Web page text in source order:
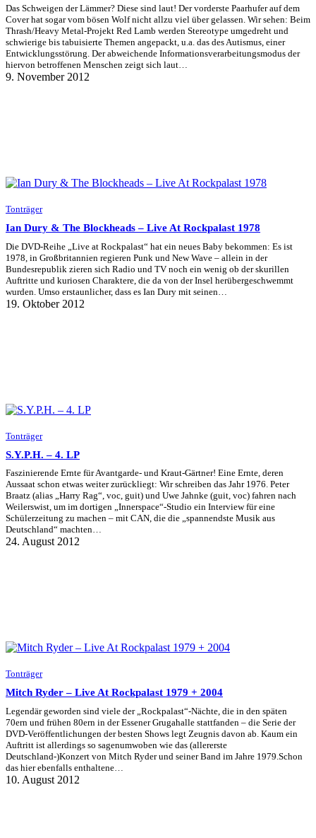
Das Schweigen der Lämmer? Diese sind laut! Der vorderste Paarhufer auf dem
Cover hat sogar vom bösen Wolf nicht allzu viel über gelassen. Wir sehen: Beim
Thrash/Heavy Metal-Projekt Red Lamb werden Stereotype umgedreht und
schwierige bis tabuisierte Themen angepackt, u.a. das des Autismus, einer
Entwicklungsstörung. Der abweichende Informationsverarbeitungsmodus der
hiervon betroffenen Menschen zeigt sich laut…
9. November 2012
Tonträger
Ian Dury & The Blockheads – Live At Rockpalast 1978
Die DVD-Reihe „Live at Rockpalast“ hat ein neues Baby bekommen: Es ist
1978, in Großbritannien regieren Punk und New Wave – allein in der
Bundesrepublik zieren sich Radio und TV noch ein wenig ob der skurillen
Auftritte und kuriosen Charaktere, die da von der Insel herübergeschwemmt
wurden. Umso erstaunlicher, dass es Ian Dury mit seinen…
19. Oktober 2012
Tonträger
S.Y.P.H. – 4. LP
Faszinierende Ernte für Avantgarde- und Kraut-Gärtner! Eine Ernte, deren
Aussaat schon etwas weiter zurückliegt: Wir schreiben das Jahr 1976. Peter
Braatz (alias „Harry Rag“, voc, guit) und Uwe Jahnke (guit, voc) fahren nach
Weilerswist, um im dortigen „Innerspace“-Studio ein Interview für eine
Schülerzeitung zu machen – mit CAN, die die „spannendste Musik aus
Deutschland“ machten…
24. August 2012
Tonträger
Mitch Ryder – Live At Rockpalast 1979 + 2004
Legendär geworden sind viele der „Rockpalast“-Nächte, die in den späten
70ern und frühen 80ern in der Essener Grugahalle stattfanden – die Serie der
DVD-Veröffentlichungen der besten Shows legt Zeugnis davon ab. Kaum ein
Auftritt ist allerdings so sagenumwoben wie das (allererste
Deutschland-)Konzert von Mitch Ryder und seiner Band im Jahre 1979.Schon
das hier ebenfalls enthaltene…
10. August 2012